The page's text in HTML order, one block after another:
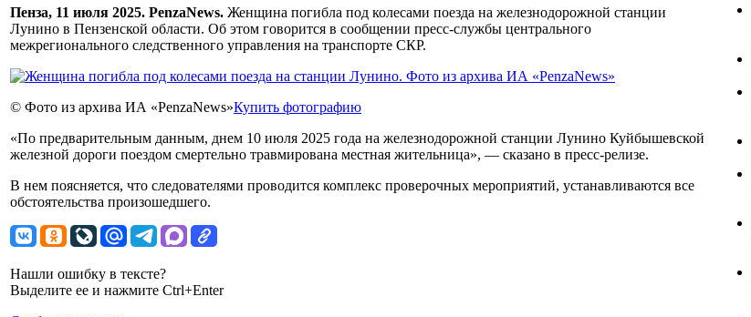
Пенза, 11 июля 2025. PenzaNews. Женщина погибла под колесами поезда на железнодорожной станции
Лунино в Пензенской области. Об этом говорится в сообщении пресс-службы центрального
межрегионального следственного управления на транспорте СКР.
© Фото из архива ИА «PenzaNews»Купить фотографию
«По предварительным данным, днем 10 июля 2025 года на железнодорожной станции Лунино Куйбышевской
железной дороги поездом смертельно травмирована местная жительница», — сказано в пресс-релизе.
В нем поясняется, что следователями проводится комплекс проверочных мероприятий, устанавливаются все
обстоятельства произошедшего.
Нашли ошибку в тексте?
Выделите ее и нажмите Ctrl+Enter